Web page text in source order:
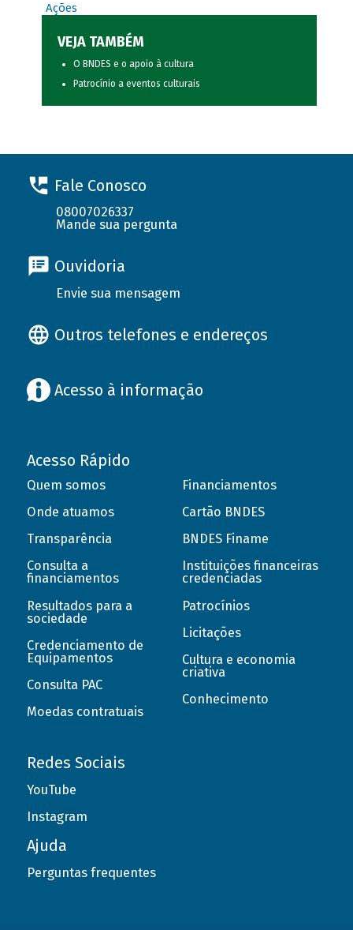
Ações
VEJA TAMBÉM
O BNDES e o apoio à cultura
Patrocínio a eventos culturais
Fale Conosco
08007026337
Mande sua pergunta
Ouvidoria
Envie sua mensagem
Outros telefones e endereços
Acesso à informação
Acesso Rápido
Quem somos
Onde atuamos
Transparência
Consulta a
financiamentos
Resultados para a
sociedade
Credenciamento de
Equipamentos
Consulta PAC
Moedas contratuais
Financiamentos
Cartão BNDES
BNDES Finame
Instituições financeiras
credenciadas
Patrocínios
Licitações
Cultura e economia
criativa
Conhecimento
Redes Sociais
YouTube
Instagram
Ajuda
Perguntas frequentes